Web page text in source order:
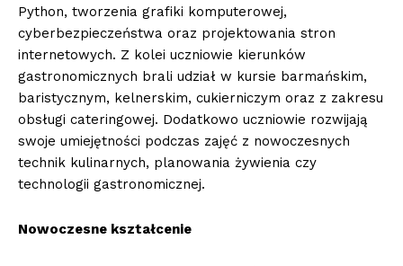
Python, tworzenia grafiki komputerowej,
cyberbezpieczeństwa oraz projektowania stron
internetowych. Z kolei uczniowie kierunków
gastronomicznych brali udział w kursie barmańskim,
baristycznym, kelnerskim, cukierniczym oraz z zakresu
obsługi cateringowej. Dodatkowo uczniowie rozwijają
swoje umiejętności podczas zajęć z nowoczesnych
technik kulinarnych, planowania żywienia czy
technologii gastronomicznej.
Nowoczesne kształcenie